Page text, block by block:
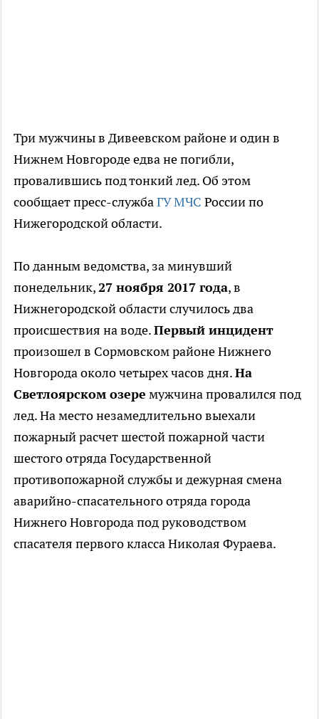
Три мужчины в Дивеевском районе и один в
Нижнем Новгороде едва не погибли,
провалившись под тонкий лед. Об этом
сообщает пресс-службаГУ МЧС России по
Нижегородской области.
По данным ведомства, за минувший
понедельник,27 ноября 2017 года, в
Нижнегородской области случилось два
происшествия на воде.Первый инцидент
произошел в Сормовском районе Нижнего
Новгорода около четырех часов дня.На
Светлоярском озере мужчина провалился под
лед. На место незамедлительно выехали
пожарный расчет шестой пожарной части
шестого отряда Государственной
противопожарной службы и дежурная смена
аварийно-спасательного отряда города
Нижнего Новгорода под руководством
спасателя первого класса Николая Фураева.